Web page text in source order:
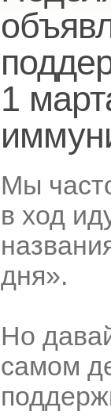
1
Мы
в ход
дня».
Но
самом